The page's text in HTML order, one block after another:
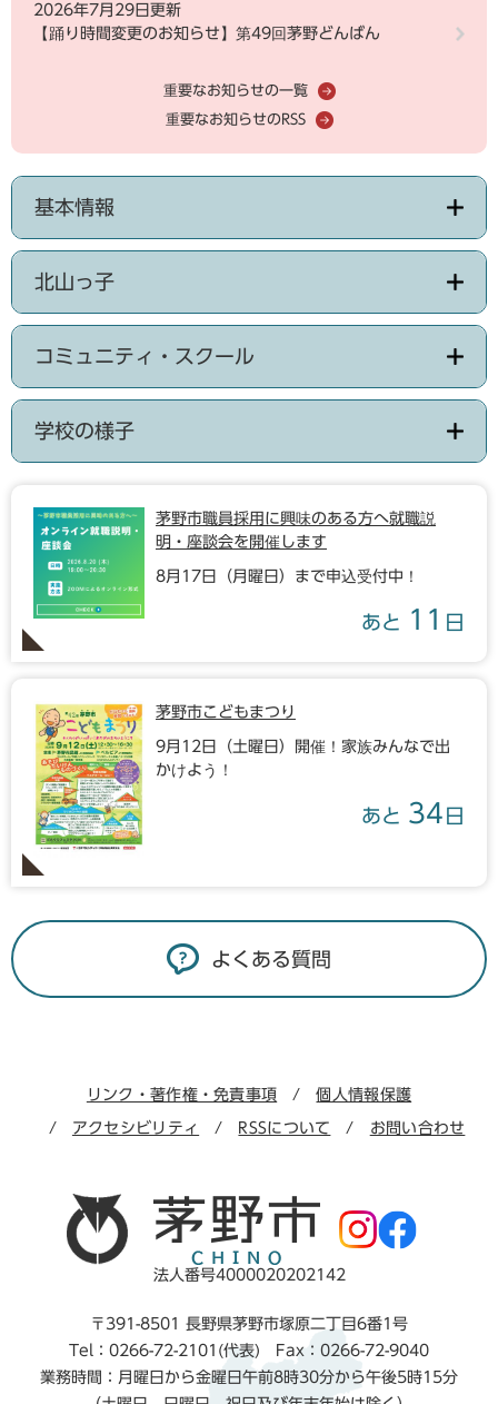
2026年7月29日更新
【踊り時間変更のお知らせ】第49回茅野どんばん
重要なお知らせの一覧
重要なお知らせのRSS
基本情報
北山っ子
コミュニティ・スクール
学校の様子
茅野市職員採用に興味のある方へ就職説
明・座談会を開催します
8月17日（月曜日）まで申込受付中！
あと 11 日
茅野市こどもまつり
9月12日（土曜日）開催！家族みんなで出
かけよう！
あと 34 日
よくある質問
リンク・著作権・免責事項 個人情報保護
アクセシビリティ RSSについて お問い合わせ
法人番号4000020202142
〒391-8501 長野県茅野市塚原二丁目6番1号
Tel：0266-72-2101(代表) Fax：0266-72-9040
業務時間：月曜日から金曜日午前8時30分から午後5時15分